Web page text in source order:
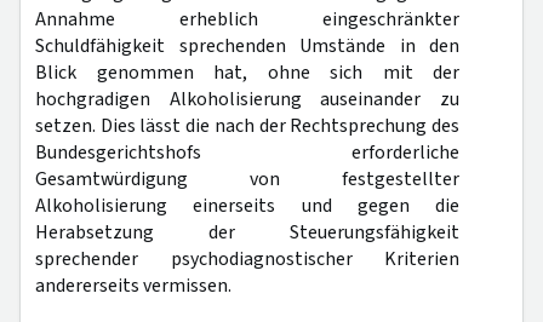
Annahme erheblich eingeschränkter
Schuldfähigkeit sprechenden Umstände in den
Blick genommen hat, ohne sich mit der
hochgradigen Alkoholisierung auseinander zu
setzen. Dies lässt die nach der Rechtsprechung des
Bundesgerichtshofs erforderliche
Gesamtwürdigung von festgestellter
Alkoholisierung einerseits und gegen die
Herabsetzung der Steuerungsfähigkeit
sprechender psychodiagnostischer Kriterien
andererseits vermissen.